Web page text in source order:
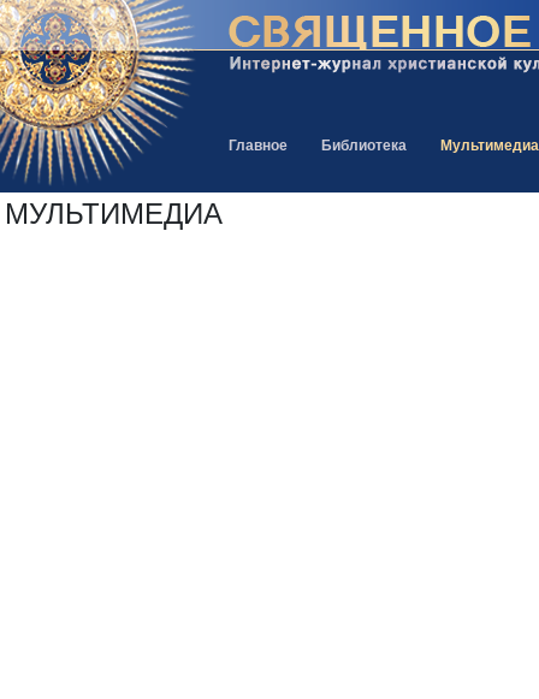
Главное Библиотека Мультимедиа
МУЛЬТИМЕДИА